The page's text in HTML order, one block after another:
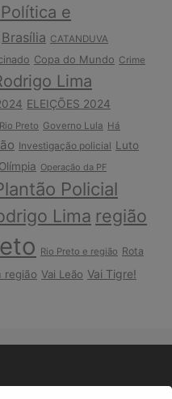
e
Brasília CATANDUVA
Copa do Mundo Crime
Lima
ELEIÇÕES 2024
Preto Governo Lula Há
Investigação policial Luto
Olímpia Operação da PF
Policial
Lima região
Rio Preto e região Rota
região Vai Leão Vai Tigre!